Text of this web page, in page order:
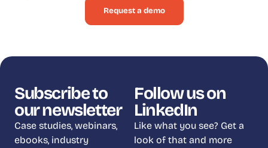
Request a demo
Subscribe to
our newsletter
Case studies, webinars,
ebooks, industry
Follow us on
LinkedIn
Like what you see? Get a
look of that and more